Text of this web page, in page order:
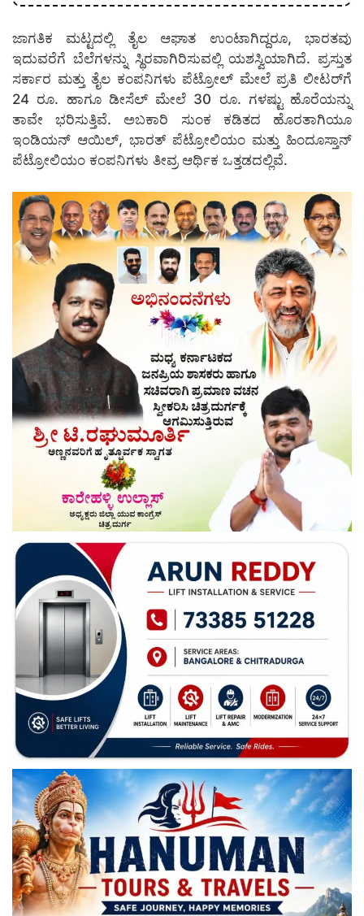
ಜಾಗತಿಕ ಮಟ್ಟದಲ್ಲಿ ತೈಲ ಆಘಾತ ಉಂಟಾಗಿದ್ದರೂ, ಭಾರತವು
ಇದುವರೆಗೆ ಬೆಲೆಗಳನ್ನು ಸ್ಥಿರವಾಗಿರಿಸುವಲ್ಲಿ ಯಶಸ್ವಿಯಾಗಿದೆ. ಪ್ರಸ್ತುತ
ಸರ್ಕಾರ ಮತ್ತು ತೈಲ ಕಂಪನಿಗಳು ಪೆಟ್ರೋಲ್ ಮೇಲೆ ಪ್ರತಿ ಲೀಟರ್‌ಗೆ
24 ರೂ. ಹಾಗೂ ಡೀಸೆಲ್ ಮೇಲೆ 30 ರೂ. ಗಳಷ್ಟು ಹೊರೆಯನ್ನು
ತಾವೇ ಭರಿಸುತ್ತಿವೆ. ಅಬಕಾರಿ ಸುಂಕ ಕಡಿತದ ಹೊರತಾಗಿಯೂ
ಇಂಡಿಯನ್ ಆಯಿಲ್, ಭಾರತ್ ಪೆಟ್ರೋಲಿಯಂ ಮತ್ತು ಹಿಂದೂಸ್ತಾನ್
ಪೆಟ್ರೋಲಿಯಂ ಕಂಪನಿಗಳು ತೀವ್ರ ಆರ್ಥಿಕ ಒತ್ತಡದಲ್ಲಿವೆ.